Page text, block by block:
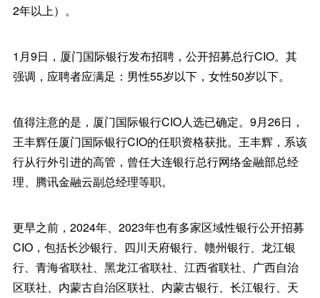
2年以上）。
1月9日，厦门国际银行发布招聘，公开招募总行CIO。其
强调，应聘者应满足：男性55岁以下，女性50岁以下。
值得注意的是，厦门国际银行CIO人选已确定。9月26日，
王丰辉任厦门国际银行CIO的任职资格获批。王丰辉，系该
行从行外引进的高管，曾任大连银行总行网络金融部总经
理、腾讯金融云副总经理等职。
更早之前，2024年、2023年也有多家区域性银行公开招募
CIO，包括长沙银行、四川天府银行、赣州银行、龙江银
行、青海省联社、黑龙江省联社、江西省联社、广西自治
区联社、内蒙古自治区联社、内蒙古银行、长江银行、天